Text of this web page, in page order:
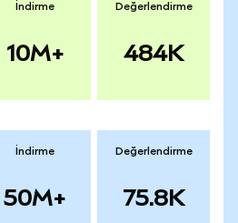
İndirme
10M+
Değerlendirme
484K
İndirme
50M+
Değerlendirme
75.8K